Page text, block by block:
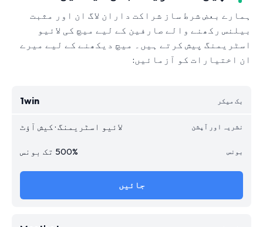
ہمارے بعض شرط ساز شراکت داران لاگ ان اور مثبت
بیلنس رکھنے والے صارفین کے لیے میچ کی لائیو
اسٹریمنگ پیش کرتے ہیں۔ میچ دیکھنے کے لیے میرے
ان اختیارات کو آزمائیں:
1win
لائیو اسٹریمنگ · کیش آؤٹ
500% تک بونس
جائیں